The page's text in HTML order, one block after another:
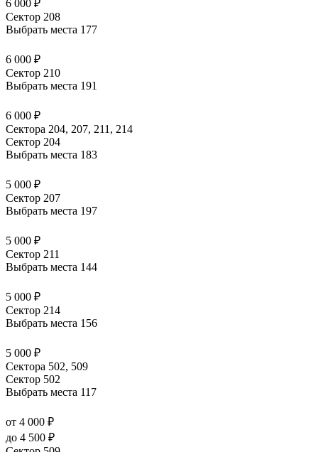
6 000 ₽
Сектор 208
Выбрать места 177
6 000 ₽
Сектор 210
Выбрать места 191
6 000 ₽
Сектора 204, 207, 211, 214
Сектор 204
Выбрать места 183
5 000 ₽
Сектор 207
Выбрать места 197
5 000 ₽
Сектор 211
Выбрать места 144
5 000 ₽
Сектор 214
Выбрать места 156
5 000 ₽
Сектора 502, 509
Сектор 502
Выбрать места 117
от 4 000 ₽
до 4 500 ₽